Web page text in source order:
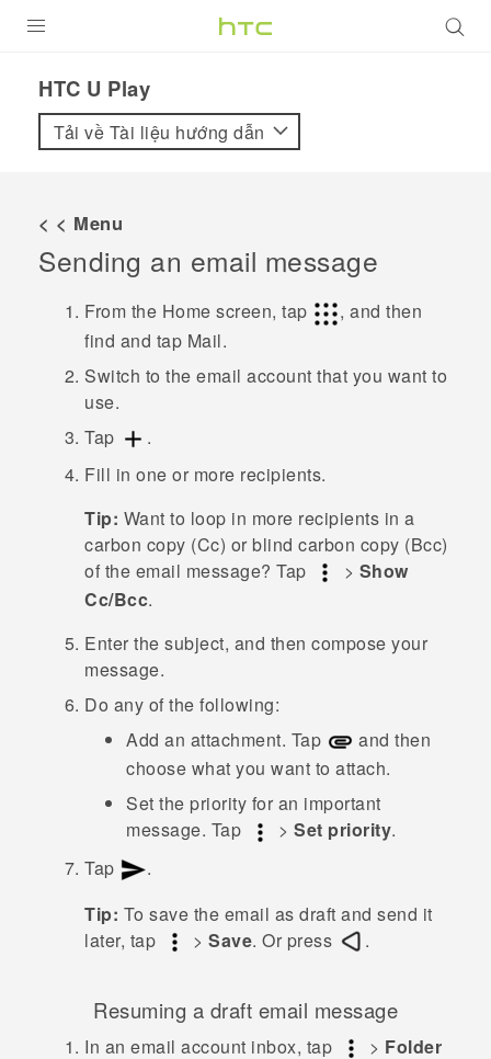
VIVE
VIVERSE
ỨNG DỤNG
HỖ TRỢ
HTC U Play‎
Tải về Tài liệu hướng dẫn
< < Menu
Sending an email message
From the Home screen, tap
, and then
find and tap Mail.
Switch to the email account that you want to
use.
Tap
.
Fill in one or more recipients.
Tip: Want to loop in more recipients in a
carbon copy (Cc) or blind carbon copy (Bcc)
of the email message? Tap
> Show
Cc/Bcc.
Enter the subject, and then compose your
message.
Do any of the following:
Add an attachment. Tap
and then
choose what you want to attach.
Set the priority for an important
message. Tap
> Set priority.
Tap
.
Tip: To save the email as draft and send it
later, tap
> Save. Or press .
Resuming a draft email message
In an email account inbox, tap > Folder